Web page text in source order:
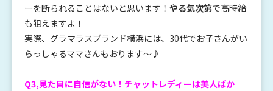
ーを断られることはないと思います！ やる気次第で高時給
も狙えますよ！
実際、グラマラスブランド横浜には、30代でお子さんがい
らっしゃるママさんもおります～♪
Q3,見た目に自信がない！チャットレディーは美人ばか